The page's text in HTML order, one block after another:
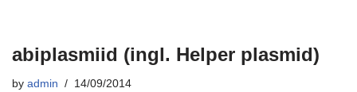
abiplasmiid (ingl. Helper plasmid)
by admin 14/09/2014